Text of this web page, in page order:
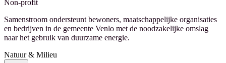
Non-profit
Samenstroom ondersteunt bewoners, maatschappelijke organisaties
en bedrijven in de gemeente Venlo met de noodzakelijke omslag
naar het gebruik van duurzame energie.
Natuur & Milieu